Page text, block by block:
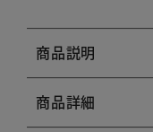
商品説明
商品詳細